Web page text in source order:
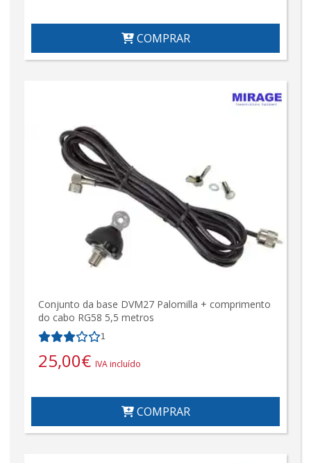
COMPRAR
Conjunto da base DVM27 Palomilla + comprimento
do cabo RG58 5,5 metros
1
25,00€ IVA incluído
COMPRAR